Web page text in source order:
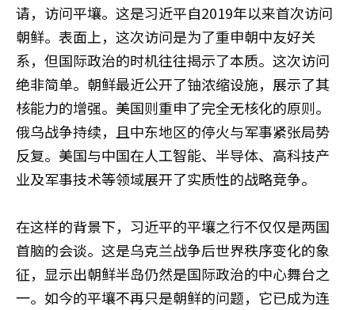
请，访问平壤。这是习近平自2019年以来首次访问
朝鲜。表面上，这次访问是为了重申朝中友好关
系，但国际政治的时机往往揭示了本质。这次访问
绝非简单。朝鲜最近公开了铀浓缩设施，展示了其
核能力的增强。美国则重申了完全无核化的原则。
俄乌战争持续，且中东地区的停火与军事紧张局势
反复。美国与中国在人工智能、半导体、高科技产
业及军事技术等领域展开了实质性的战略竞争。
在这样的背景下，习近平的平壤之行不仅仅是两国
首脑的会谈。这是乌克兰战争后世界秩序变化的象
征，显示出朝鲜半岛仍然是国际政治的中心舞台之
一。如今的平壤不再只是朝鲜的问题，它已成为连